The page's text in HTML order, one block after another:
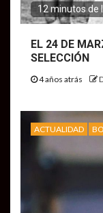
12 minutos de
EL 24 DE
SELECCIÓN
4 años atrás
ACTUALIDAD